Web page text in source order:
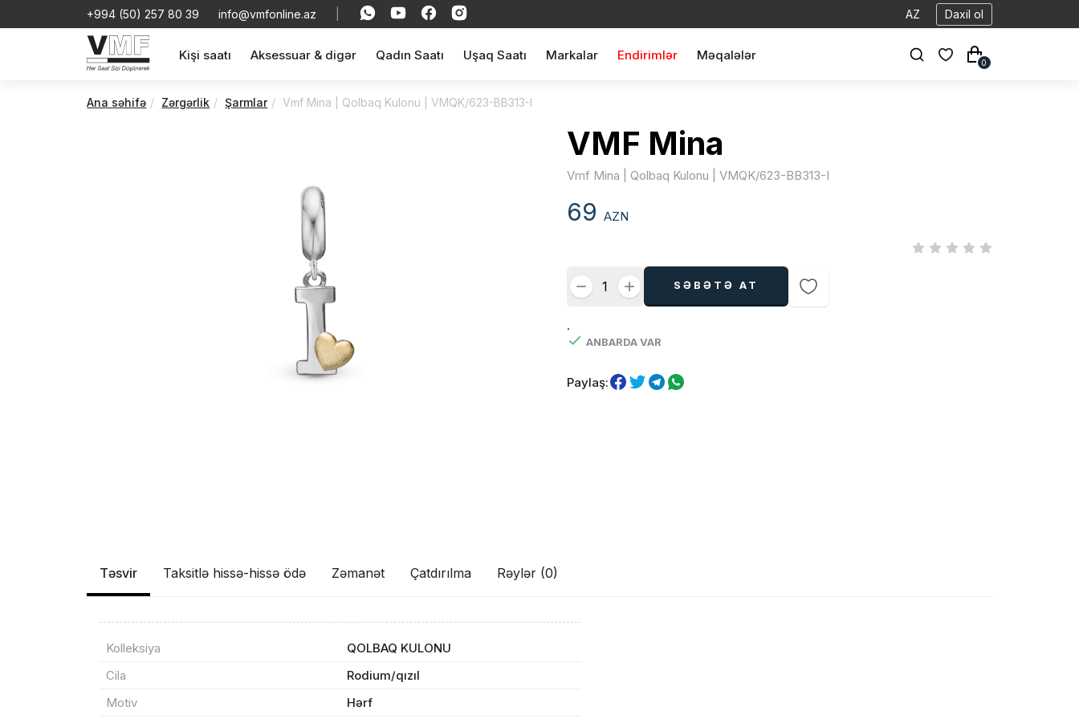
+994 (50) 257 80 39 info@vmfonline.az AZ Daxil ol
Kişi saatı Aksessuar & digər Qadın Saatı Uşaq Saatı Markalar Endirimlər Məqalələr
0
Ana səhifə Zərgərlik Şarmlar Vmf Mina | Qolbaq Kulonu | VMQK/623-BB313-I
VMF Mina
Vmf Mina | Qolbaq Kulonu | VMQK/623-BB313-I
69 AZN
SƏBƏTƏ AT
.
ANBARDA VAR
Paylaş:
Təsvir Taksitlə hissə-hissə ödə Zəmanət Çatdırılma Rəylər (0)
Kolleksiya
QOLBAQ KULONU
Cila
Rodium/qızıl
Motiv
Hərf
Məhsul(lar) səbətə əlavə edildi
Sifarişin detalları